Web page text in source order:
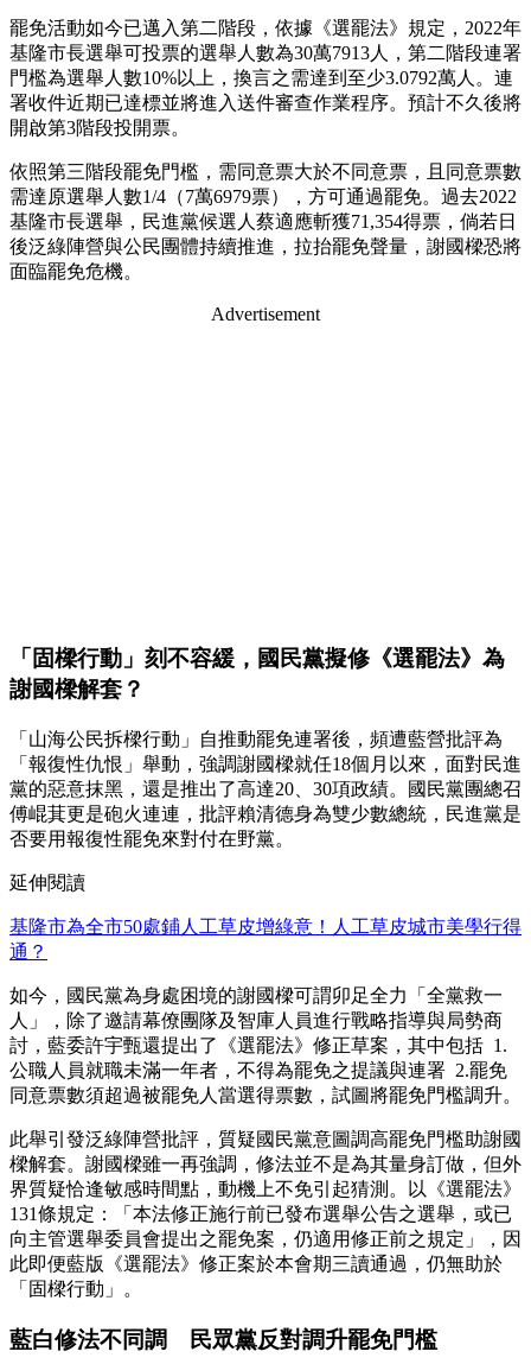
罷免活動如今已邁入第二階段，依據《選罷法》規定，2022年
基隆市長選舉可投票的選舉人數為30萬7913人，第二階段連署
門檻為選舉人數10%以上，換言之需達到至少3.0792萬人。連
署收件近期已達標並將進入送件審查作業程序。預計不久後將
開啟第3階段投開票。
依照第三階段罷免門檻，需同意票大於不同意票，且同意票數
需達原選舉人數1/4（7萬6979票），方可通過罷免。過去2022
基隆市長選舉，民進黨候選人蔡適應斬獲71,354得票，倘若日
後泛綠陣營與公民團體持續推進，拉抬罷免聲量，謝國樑恐將
面臨罷免危機。
Advertisement
「固樑行動」刻不容緩，國民黨擬修《選罷法》為
謝國樑解套？
「山海公民拆樑行動」自推動罷免連署後，頻遭藍營批評為
「報復性仇恨」舉動，強調謝國樑就任18個月以來，面對民進
黨的惡意抹黑，還是推出了高達20、30項政績。國民黨團總召
傅崐萁更是砲火連連，批評賴清德身為雙少數總統，民進黨是
否要用報復性罷免來對付在野黨。
延伸閱讀
基隆市為全市50處鋪人工草皮增綠意！人工草皮城市美學行得
通？
如今，國民黨為身處困境的謝國樑可謂卯足全力「全黨救一
人」，除了邀請幕僚團隊及智庫人員進行戰略指導與局勢商
討，藍委許宇甄還提出了《選罷法》修正草案，其中包括 1.
公職人員就職未滿一年者，不得為罷免之提議與連署 2.罷免
同意票數須超過被罷免人當選得票數，試圖將罷免門檻調升。
此舉引發泛綠陣營批評，質疑國民黨意圖調高罷免門檻助謝國
樑解套。謝國樑雖一再強調，修法並不是為其量身訂做，但外
界質疑恰逢敏感時間點，動機上不免引起猜測。以《選罷法》
131條規定：「本法修正施行前已發布選舉公告之選舉，或已
向主管選舉委員會提出之罷免案，仍適用修正前之規定」，因
此即便藍版《選罷法》修正案於本會期三讀通過，仍無助於
「固樑行動」。
藍白修法不同調 民眾黨反對調升罷免門檻